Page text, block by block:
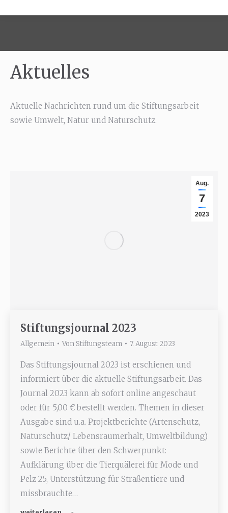
Aktuelles
Aktuelle Nachrichten rund um die Stiftungsarbeit
sowie Umwelt, Natur und Naturschutz.
Aug.
7
2023
Stiftungsjournal 2023
Allgemein Von Stiftungsteam 7. August 2023
Das Stiftungsjournal 2023 ist erschienen und
informiert über die aktuelle Stiftungsarbeit. Das
Journal 2023 kann ab sofort online angeschaut
oder für 5,00 € bestellt werden. Themen in dieser
Ausgabe sind u.a. Projektberichte (Artenschutz,
Naturschutz/ Lebensraumerhalt, Umweltbildung)
sowie Berichte über den Schwerpunkt:
Aufklärung über die Tierquälerei für Mode und
Pelz 25, Unterstützung für Straßentiere und
missbrauchte…